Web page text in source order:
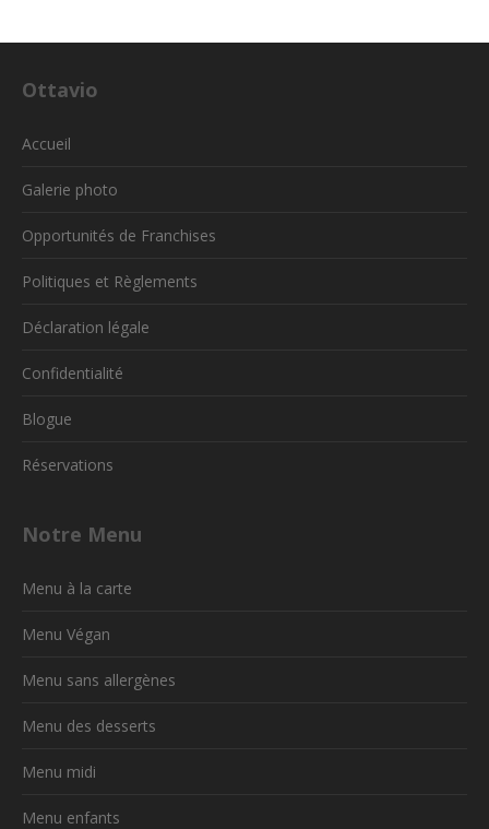
Ottavio
Accueil
Galerie photo
Opportunités de Franchises
Politiques et Règlements
Déclaration légale
Confidentialité
Blogue
Réservations
Notre Menu
Menu à la carte
Menu Végan
Menu sans allergènes
Menu des desserts
Menu midi
Menu enfants